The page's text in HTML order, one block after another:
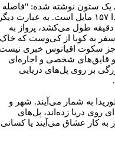
یک ستون نوشته شده: "فاصله
کوبا ۹۰ مایل". فاصلۀ آن از میامی، مرکز فلوریدا ۱۵۷ مایل است. به عبارت دیگر
طول می‌کشد، پرواز به
سفر به کوبا از کی‌وست که خاک
جز سکوت اقیانوس خبری نیست
قایق‌های شخصی و اجاره‌ای
بر روی پل‌های دریایی
به شمار می‌آیند. شهر و
روی دریا زده‌اند، پل‌های
به کار عشاق می‌آیند یا کسانی